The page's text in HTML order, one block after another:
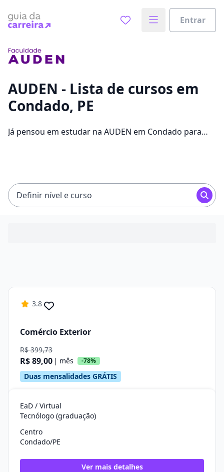
Entrar
Vamos te guiar no caminho ideal para seus estudos
AUDEN - Lista de cursos em
Condado, PE
Já pensou em estudar na AUDEN em Condado para
Definir nível e curso
3.8
Comércio Exterior
R$ 399,73
R$ 89,00 | mês -78%
Duas mensalidades GRÁTIS
EaD / Virtual
Tecnólogo (graduação)
Centro
Condado/PE
Ver mais detalhes